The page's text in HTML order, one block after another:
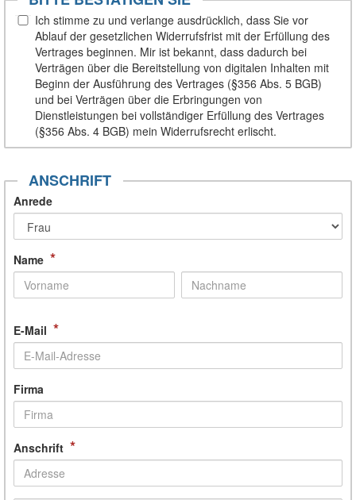
Ich stimme zu und verlange ausdrücklich, dass Sie vor
Ablauf der gesetzlichen Widerrufsfrist mit der Erfüllung des
Vertrages beginnen. Mir ist bekannt, dass dadurch bei
Verträgen über die Bereitstellung von digitalen Inhalten mit
Beginn der Ausführung des Vertrages (§356 Abs. 5 BGB)
und bei Verträgen über die Erbringungen von
Dienstleistungen bei vollständiger Erfüllung des Vertrages
(§356 Abs. 4 BGB) mein Widerrufsrecht erlischt.
ANSCHRIFT
Anrede
Name *
E-Mail *
Firma
Anschrift *